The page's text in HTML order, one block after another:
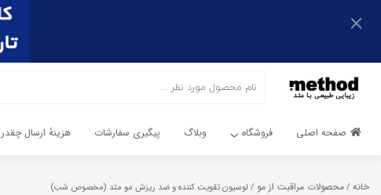
صفحه اصلی فروشگاه وبلاگ پیگیری سفارشات هزینهٔ ارسال
اشتراک گذاری
با استفاده از روش‌های زیر می‌توانید این صفحه را با دوستان خود
به اشتراک بگذارید.
خانه /محصولات مراقبت از مو / لوسیون تقویت کننده و ضد ریزش مو متد (مخصوص شب)
با استفاده از روش‌های زیر می‌توانید این صفحه را با دوستان خود